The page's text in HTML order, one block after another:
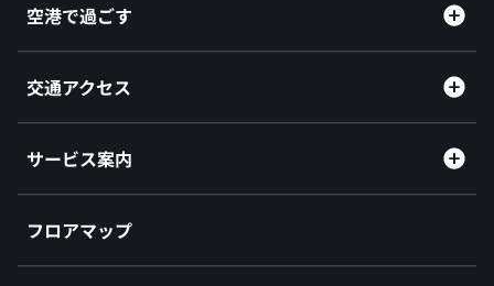
空港で過ごす
交通アクセス
サービス案内
フロアマップ